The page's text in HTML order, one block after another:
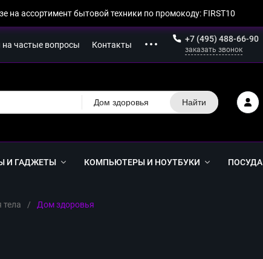
на ассортимент бытовой техники по промокоду: FIRST10
частые вопросы Контакты
+7 (495) 488-66-90
заказать звонок
Дом здоровья Найти
И ГАДЖЕТЫ КОМПЬЮТЕРЫ И НОУТБУКИ ПОСУДА
/ Дом здоровья